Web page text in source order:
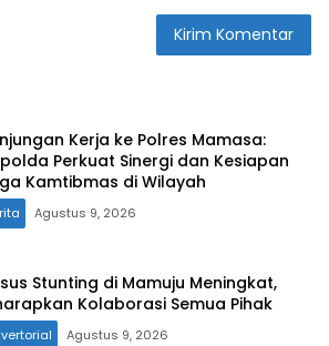
Kerja ke Polres Mamasa:
Perkuat Sinergi dan Kesiapan
Kamtibmas di Wilayah
Agustus 9, 2026
Stunting di Mamuju Meningkat,
Kolaborasi Semua Pihak
Agustus 9, 2026